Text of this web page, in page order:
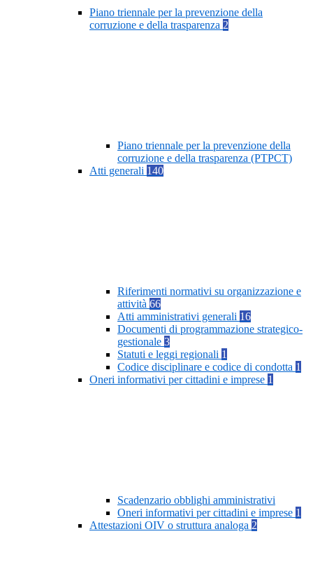
Piano triennale per la prevenzione della
corruzione e della trasparenza 2
Piano triennale per la prevenzione della
corruzione e della trasparenza (PTPCT)
Atti generali 140
Riferimenti normativi su organizzazione e
attività 66
Atti amministrativi generali 16
Documenti di programmazione strategico-
gestionale 3
Statuti e leggi regionali 1
Codice disciplinare e codice di condotta 1
Oneri informativi per cittadini e imprese 1
Scadenzario obblighi amministrativi
Oneri informativi per cittadini e imprese 1
Attestazioni OIV o struttura analoga 2